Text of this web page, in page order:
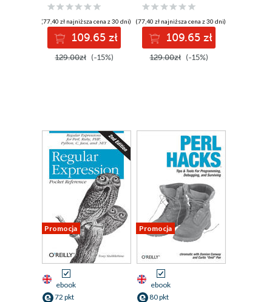
Efficient. 2nd
Edition
(77,40 zł najniższa cena z 30 dni)
109.65 zł
129.00zł (-15%)
(77,40 zł najniższa cena z 30 dni)
109.65 zł
129.00zł (-15%)
Promocja
ebook
72 pkt
Promocja
ebook
80 pkt